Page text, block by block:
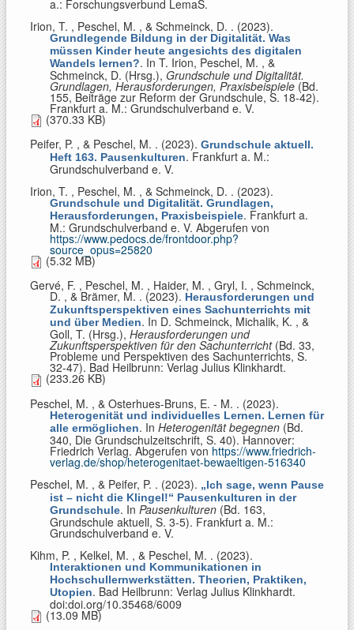
a.: Forschungsverbund LemaS.
Irion, T. , Peschel, M. , & Schmeinck, D. . (2023).
Grundlegende Bildung in der Digitalität. Was
müssen Kinder heute angesichts des digitalen
Wandels lernen?. In T. Irion, Peschel, M. , &
Schmeinck, D. (Hrsg.), Grundschule und Digitalität.
Grundlagen, Herausforderungen, Praxisbeispiele (Bd.
155, Beiträge zur Reform der Grundschule, S. 18-42).
Frankfurt a. M.: Grundschulverband e. V.
(370.33 KB)
Peifer, P. , & Peschel, M. . (2023). Grundschule aktuell.
Heft 163. Pausenkulturen. Frankfurt a. M.:
Grundschulverband e. V.
Irion, T. , Peschel, M. , & Schmeinck, D. . (2023).
Grundschule und Digitalität. Grundlagen,
Herausforderungen, Praxisbeispiele. Frankfurt a.
M.: Grundschulverband e. V. Abgerufen von
https://www.pedocs.de/frontdoor.php?
source_opus=25820
(5.32 MB)
Gervé, F. , Peschel, M. , Haider, M. , Gryl, I. , Schmeinck,
D. , & Brämer, M. . (2023). Herausforderungen und
Zukunftsperspektiven eines Sachunterrichts mit
und über Medien. In D. Schmeinck, Michalik, K. , &
Goll, T. (Hrsg.), Herausforderungen und
Zukunftsperspektiven für den Sachunterricht(Bd. 33,
Probleme und Perspektiven des Sachunterrichts, S.
32-47). Bad Heilbrunn: Verlag Julius Klinkhardt.
(233.26 KB)
Peschel, M. , & Osterhues-Bruns, E. - M. . (2023).
Heterogenität und individuelles Lernen. Lernen für
alle ermöglichen. In Heterogenität begegnen (Bd.
340, Die Grundschulzeitschrift, S. 40). Hannover:
Friedrich Verlag. Abgerufen von https://www.friedrich-
verlag.de/shop/heterogenitaet-bewaeltigen-516340
Peschel, M. , & Peifer, P. . (2023). „Ich sage, wenn Pause
ist – nicht die Klingel!“ Pausenkulturen in der
Grundschule. In Pausenkulturen (Bd. 163,
Grundschule aktuell, S. 3-5). Frankfurt a. M.:
Grundschulverband e. V.
Kihm, P. , Kelkel, M. , & Peschel, M. . (2023).
Interaktionen und Kommunikationen in
Hochschullernwerkstätten. Theorien, Praktiken,
Utopien. Bad Heilbrunn: Verlag Julius Klinkhardt.
doi:doi.org/10.35468/6009
(13.09 MB)